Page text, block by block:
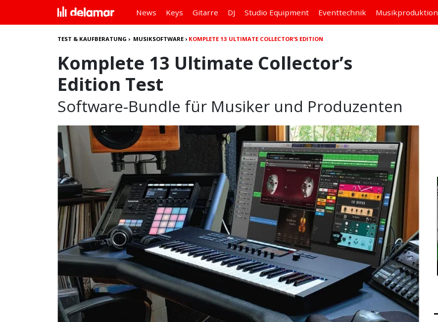
News Keys Gitarre DJ Studio Equipment Eventtechnik Musikproduktion
TEST & KAUFBERATUNG › MUSIKSOFTWARE › KOMPLETE 13 ULTIMATE COLLECTOR’S EDITION
Komplete 13 Ultimate Collector’s
Edition Test
Software-Bundle für Musiker und Produzenten